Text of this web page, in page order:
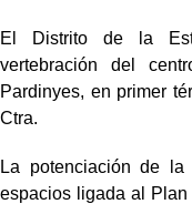
El Distrito de la
vertebración del
Pardinyes, en primer
Ctra.
La potenciación de
espacios ligada al